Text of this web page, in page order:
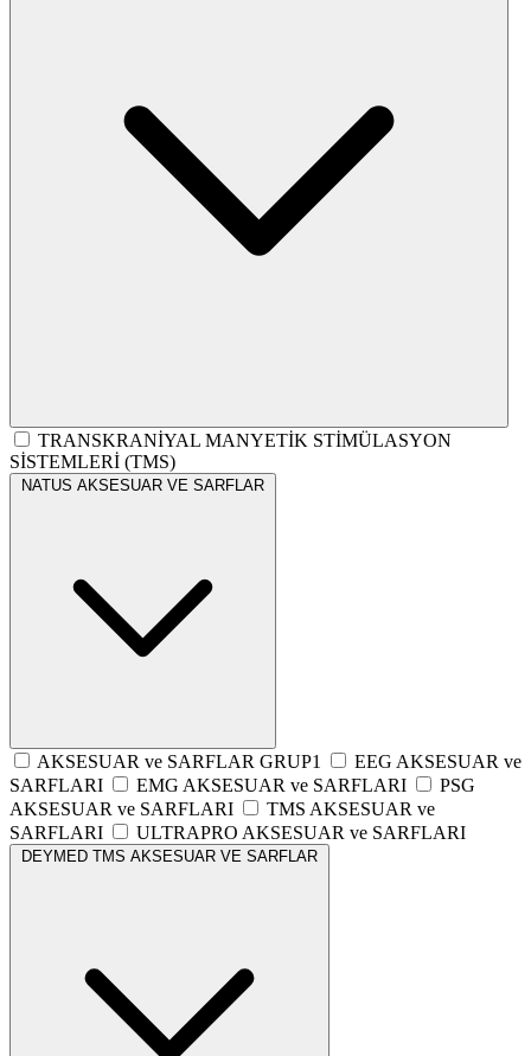
TRANSKRANİYAL MANYETİK STİMÜLASYON
SİSTEMLERİ (TMS)
NATUS AKSESUAR VE SARFLAR
AKSESUAR ve SARFLAR GRUP1
EEG AKSESUAR ve
SARFLARI
EMG AKSESUAR ve SARFLARI
PSG
AKSESUAR ve SARFLARI
TMS AKSESUAR ve
SARFLARI
ULTRAPRO AKSESUAR ve SARFLARI
DEYMED TMS AKSESUAR VE SARFLAR